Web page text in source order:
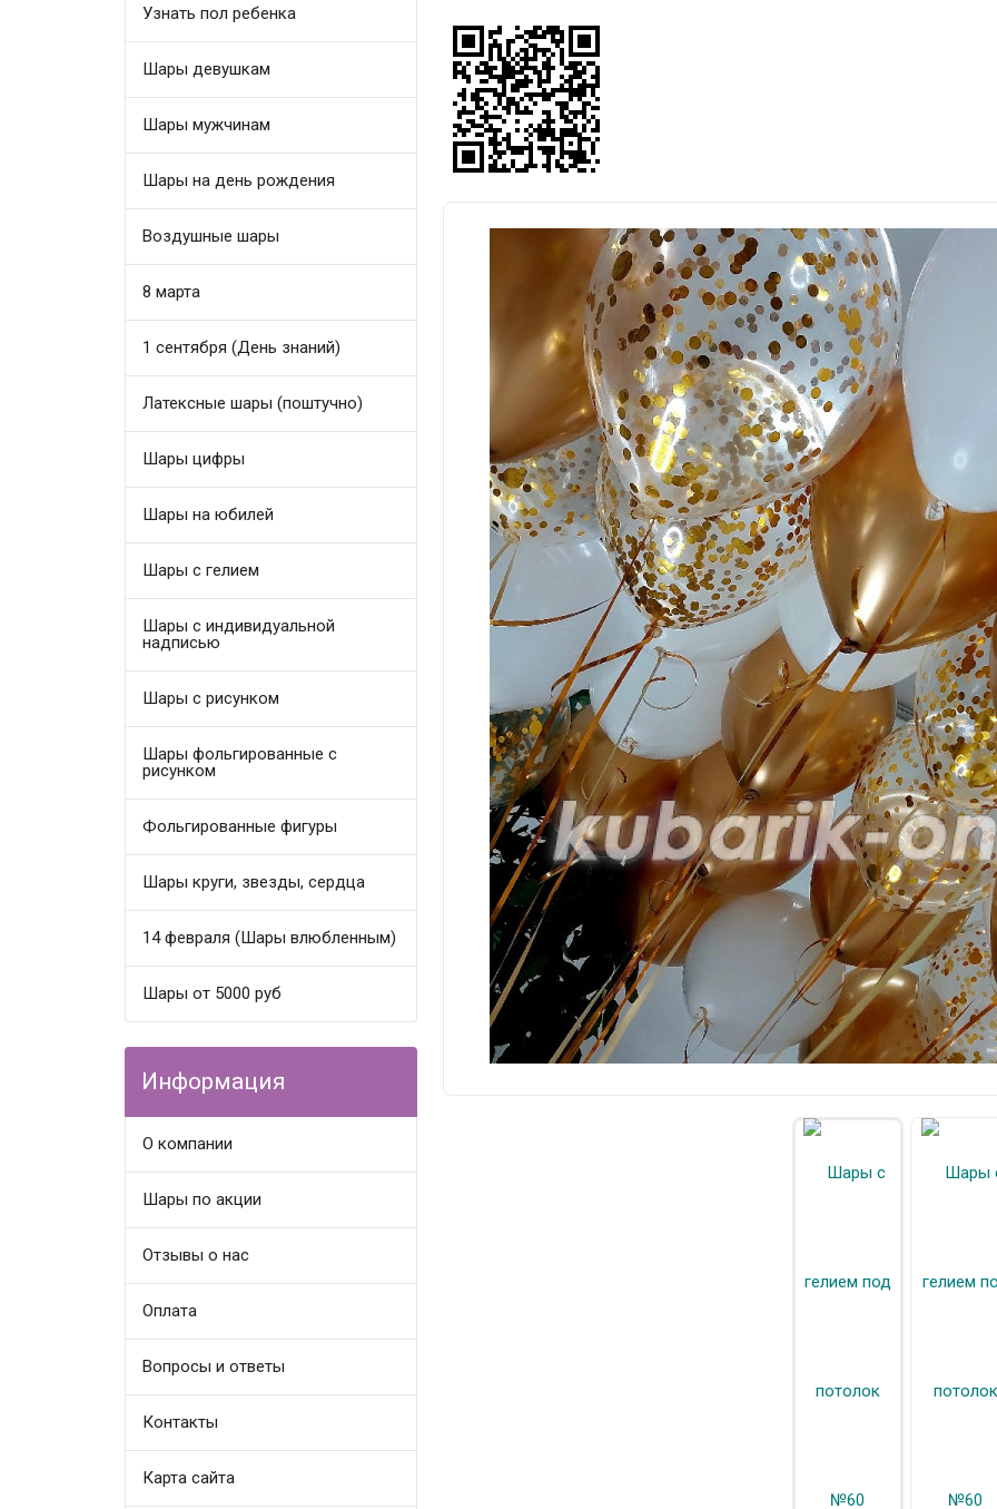
Узнать пол ребенка
Шары девушкам
Шары мужчинам
Шары на день рождения
Воздушные шары
8 марта
1 сентября (День знаний)
Латексные шары (поштучно)
Шары цифры
Шары на юбилей
Шары с гелием
Шары с индивидуальной
надписью
Шары с рисунком
Шары фольгированные с
рисунком
Фольгированные фигуры
Шары круги, звезды, сердца
14 февраля (Шары влюбленным)
Шары от 5000 руб
Информация
О компании
Шары по акции
Отзывы о нас
Оплата
Вопросы и ответы
Контакты
Карта сайта